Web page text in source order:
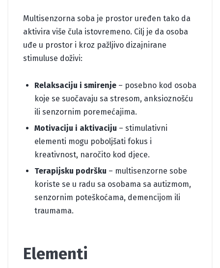
Multisenzorna soba je prostor uređen tako da
aktivira više čula istovremeno. Cilj je da osoba
uđe u prostor i kroz pažljivo dizajnirane
stimuluse doživi:
Relaksaciju i smirenje – posebno kod osoba
koje se suočavaju sa stresom, anksioznošću
ili senzornim poremećajima.
Motivaciju i aktivaciju – stimulativni
elementi mogu poboljšati fokus i
kreativnost, naročito kod djece.
Terapijsku podršku – multisenzorne sobe
koriste se u radu sa osobama sa autizmom,
senzornim poteškoćama, demencijom ili
traumama.
Elementi